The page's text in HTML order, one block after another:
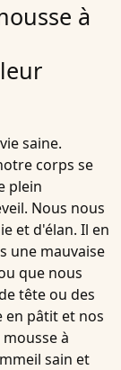
à
saine.
corps se
plein
Nous nous
et d'élan. Il en
une mauvaise
que nous
tête ou des
en pâtit et nos
à
sain et